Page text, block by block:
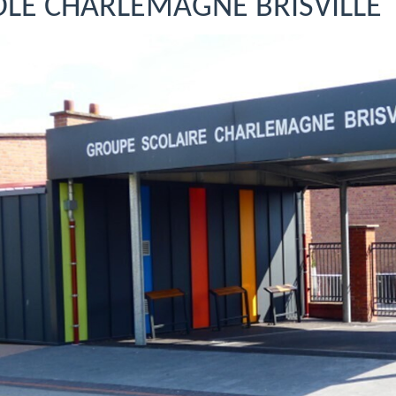
CHARLEMAGNE BRISVILLE